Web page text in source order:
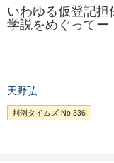
いわゆる仮登記
学説をめぐってー
天野弘
判例タイムズ No.336